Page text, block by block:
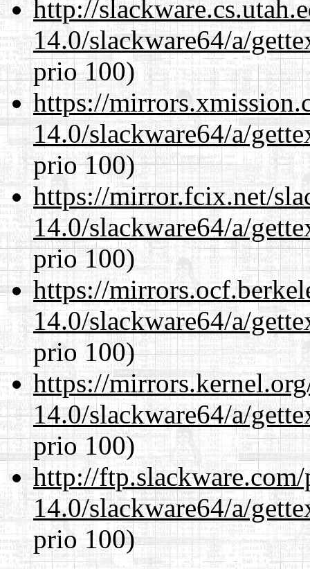
http://
14.0/slackware64/a/
prio 100)
https://
14.0/slackware64/a/
prio 100)
https://mirror.fcix.net/
14.0/slackware64/a/
prio 100)
https://
14.0/slackware64/a/
prio 100)
https://
14.0/slackware64/a/
prio 100)
http://
14.0/slackware64/a/
prio 100)